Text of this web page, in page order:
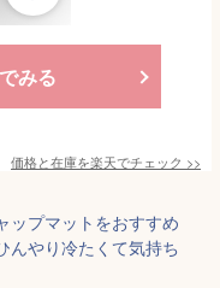
みる
価格と在庫を楽天でチェック >>
ップマットをおすすめ
んやり冷たくて気持ち